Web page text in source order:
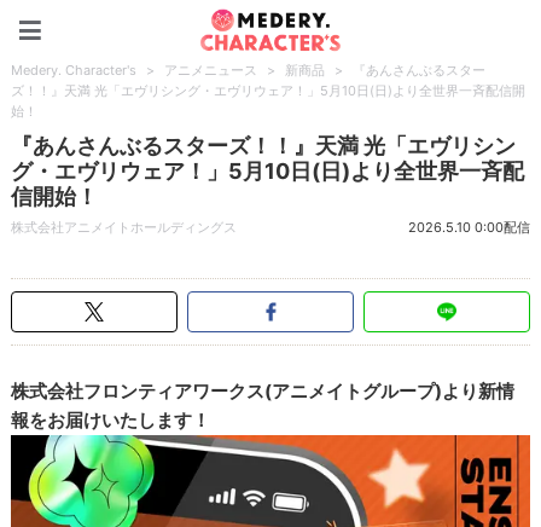
Medery. Character's > アニメニュース > 新商品 >
『あんさんぶるスター
ズ！！』天満 光「エヴリシング・エヴリウェア！」5月10日(日)より全世界一斉配信開
始！
『あんさんぶるスターズ！！』天満 光「エヴリシン
グ・エヴリウェア！」5月10日(日)より全世界一斉配
信開始！
株式会社アニメイトホールディングス 2026.5.10 0:00配信
株式会社フロンティアワークス(アニメイトグループ)より新情
報をお届けいたします！